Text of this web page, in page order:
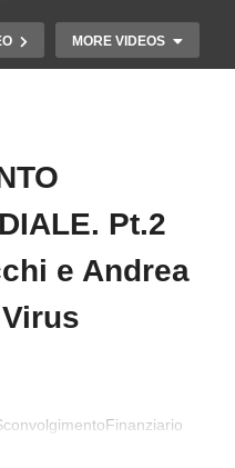
MORE VIDEOS
Code
Banca d’Italia non
e fu punito.
Pt.2
e Andrea